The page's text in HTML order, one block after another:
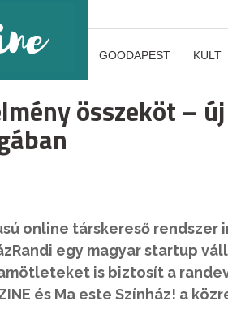
GOODAPEST KULT
összeköt –
online társkereső rendszer
egy magyar startup
is biztosít a
és Ma este Színház! a